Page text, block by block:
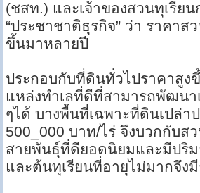
(ชสท.) และเจ้าของสวนทุเรีย
“ประชาชาติธุรกิจ” ว่า ราคาส
ขึ้นมาหลายปี
ประกอบกับที่ดินทั่วไปราคาสูง
แหล่งทำเลที่ดีที่สามารถพัฒนา
ๆได้ บางพื้นที่เฉพาะที่ดินเปล่า
500_000 บาท/ไร่ จึงบวกกับส
สายพันธุ์ที่ดียอดนิยมและมีปริ
และต้นทุเรียนที่อายุไม่มากจึง